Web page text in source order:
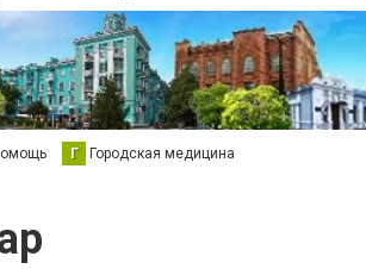
Г Городская медицина